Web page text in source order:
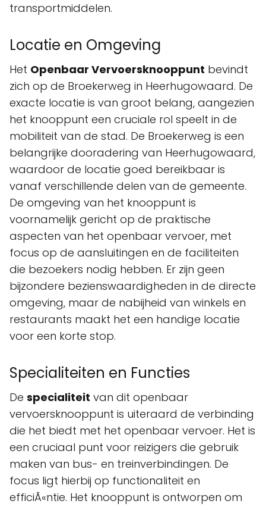
transportmiddelen.
Locatie en Omgeving
Het Openbaar Vervoersknooppunt bevindt
zich op de Broekerweg in Heerhugowaard. De
exacte locatie is van groot belang, aangezien
het knooppunt een cruciale rol speelt in de
mobiliteit van de stad. De Broekerweg is een
belangrijke dooradering van Heerhugowaard,
waardoor de locatie goed bereikbaar is
vanaf verschillende delen van de gemeente.
De omgeving van het knooppunt is
voornamelijk gericht op de praktische
aspecten van het openbaar vervoer, met
focus op de aansluitingen en de faciliteiten
die bezoekers nodig hebben. Er zijn geen
bijzondere bezienswaardigheden in de directe
omgeving, maar de nabijheid van winkels en
restaurants maakt het een handige locatie
voor een korte stop.
Specialiteiten en Functies
De specialiteit van dit openbaar
vervoersknooppunt is uiteraard de verbinding
die het biedt met het openbaar vervoer. Het is
een cruciaal punt voor reizigers die gebruik
maken van bus- en treinverbindingen. De
focus ligt hierbij op functionaliteit en
efficiÃ«ntie. Het knooppunt is ontworpen om